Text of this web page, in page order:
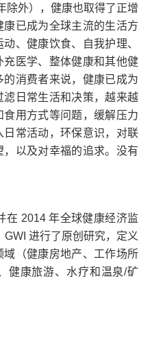
除外），健康也取得了正增
已成为全球主流的生活方
、健康饮食、自我护理、
医学、整体健康和其他健
消费者来说，健康已成为
日常生活和决策，越来越
用方式等问题，缓解压力
常活动，环保意识，对联
以及对幸福的追求。没有
在 2014 年全球健康经济监
进行了原创研究，定义
（健康房地产、工作场所
健康旅游、水疗和温泉/矿